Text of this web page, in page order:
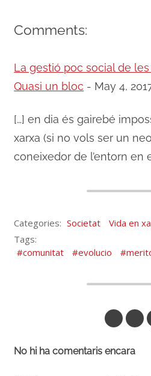
Comments:
La gestió poc social de
Quasi un bloc - May 4,
[…] en dia és gairebé
xarxa (si no vols ser un
coneixedor de l’entorn en
Categories: Societat
Vida en
Tags:
comunitat
evolucio
No hi ha comentaris encara